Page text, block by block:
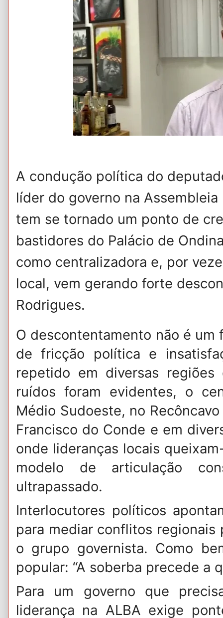
A condução política do
líder do governo na
tem se tornado um ponto de
bastidores do Palácio de
como centralizadora e, por
local, vem gerando forte
Rodrigues.
​O descontentamento não é
de fricção política e
repetido em diversas
ruídos foram evidentes, o
Médio Sudoeste, no
Francisco do Conde e em
onde lideranças locais
modelo de articulação
ultrapassado.
​Interlocutores políticos
para mediar conflitos
o grupo governista. Como
popular: “A soberba precede a
​Para um governo que
liderança na ALBA exige